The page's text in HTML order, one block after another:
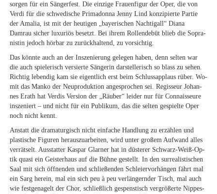
sor­gen für ein Sän­ger­fest. Die ein­zi­ge Frau­en­fi­gur der Oper, die von
Ver­di für die schwe­di­sche Pri­ma­don­na Jen­ny Lind kon­zi­pier­te Par­tie
der Ama­lia, ist mit der heu­ti­gen „baye­ri­schen Nach­ti­gall“ Dia­na
Damrau si­cher lu­xu­ri­ös be­setzt. Bei ih­rem Rol­len­de­büt blieb die So­pra­
nis­tin je­doch hör­bar zu zu­rück­hal­tend, zu vorsichtig.
Das könn­te auch an der In­sze­nie­rung ge­le­gen ha­ben, denn sel­ten war
die auch spie­le­risch ver­sier­te Sän­ge­rin dar­stel­le­risch so blass zu se­hen.
Rich­tig le­ben­dig kam sie ei­gent­lich erst beim Schluss­ap­plaus rü­ber. Wo­
mit das Man­ko der Neu­pro­duk­ti­on an­ge­spro­chen sei. Re­gis­seur Jo­han­
nes Erath hat Ver­dis Ver­si­on der „Räu­ber“ lei­der nur für Con­nais­seu­re
in­sze­niert – und nicht für ein Pu­bli­kum, das die sel­ten ge­spiel­te Oper
noch nicht kennt.
An­statt die dra­ma­tur­gisch nicht ein­fa­che Hand­lung zu er­zäh­len und
plas­ti­sche Fi­gu­ren her­aus­zu­ar­bei­ten, wird un­ter gro­ßem Auf­wand al­les
ver­rät­selt. Aus­stat­ter Kas­par Glar­ner hat in düs­te­rer Schwarz-Weiß-Op­
tik qua­si ein Geis­ter­haus auf die Büh­ne ge­stellt. In den sur­rea­lis­ti­schen
Saal mit sich öff­nen­den und schlie­ßen­den Schlei­er­vor­hän­gen fährt mal
ein Sarg her­ein, mal ein sich peu à peu ver­län­gern­der Tisch, mal auch
wie fest­ge­na­gelt der Chor, schließ­lich ge­spens­tisch ver­grö­ßer­te Nip­pes­